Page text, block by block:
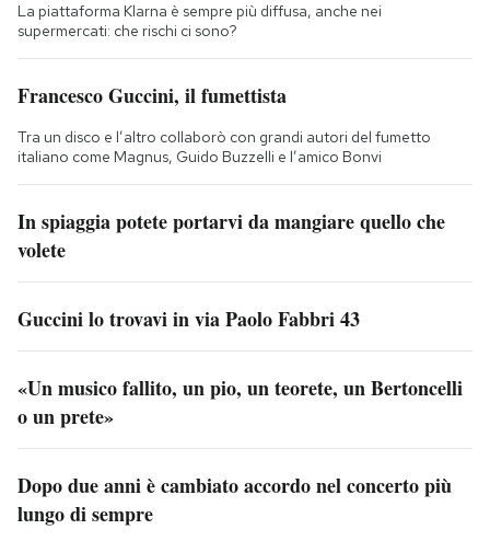
La piattaforma Klarna è sempre più diffusa, anche nei
supermercati: che rischi ci sono?
Francesco Guccini, il fumettista
Tra un disco e l’altro collaborò con grandi autori del fumetto
italiano come Magnus, Guido Buzzelli e l’amico Bonvi
In spiaggia potete portarvi da mangiare quello che
volete
Guccini lo trovavi in via Paolo Fabbri 43
«Un musico fallito, un pio, un teorete, un Bertoncelli
o un prete»
Dopo due anni è cambiato accordo nel concerto più
lungo di sempre